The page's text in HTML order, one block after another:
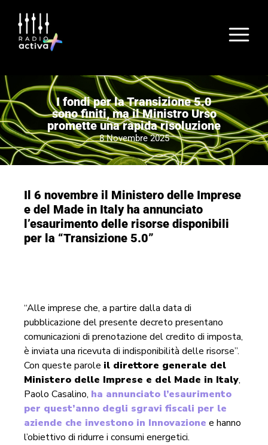
I fondi per la Transizione 5.0
sono finiti, ma il Ministro Urso
promette una rapida risoluzione
8 Novembre 2025
Il 6 novembre il Ministero delle Imprese
e del Made in Italy ha annunciato
l’esaurimento delle risorse disponibili
per la “Transizione 5.0”
“Alle imprese che, a partire dalla data di
pubblicazione del presente decreto presentano
comunicazioni di prenotazione del credito di imposta,
è inviata una ricevuta di indisponibilità delle risorse”.
Con queste parole il direttore generale del
Ministero delle Imprese e del Made in Italy,
Paolo Casalino, ha annunciato l’esaurimento
per quest’anno degli sgravi fiscali per le
aziende che investono in Innovazione e hanno
l’obiettivo di ridurre i consumi energetici.